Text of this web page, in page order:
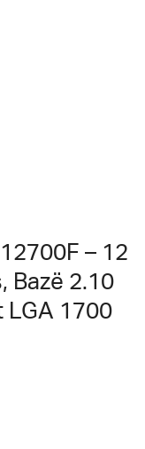
– 12
Bazë 2.10
LGA 1700